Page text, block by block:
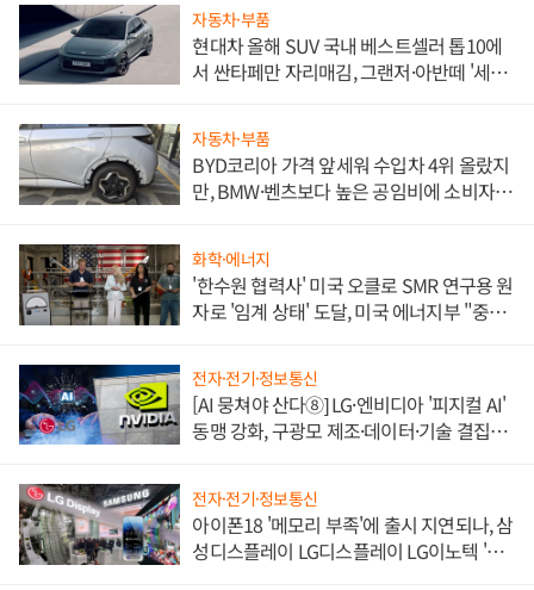
자동차·부품
현대차 올해 SUV 국내 베스트셀러 톱10에
서 싼타페만 자리매김, 그랜저·아반떼 '세단
자동차·부품
BYD코리아 가격 앞세워 수입차 4위 올랐지
만, BMW·벤츠보다 높은 공임비에 소비자
화학·에너지
'한수원 협력사' 미국 오클로 SMR 연구용 원
자로 '임계 상태' 도달, 미국 에너지부 "중요
전자·전기·정보통신
[AI 뭉쳐야 산다⑧] LG·엔비디아 '피지컬 AI'
동맹 강화, 구광모 제조·데이터·기술 결집
전자·전기·정보통신
아이폰18 '메모리 부족'에 출시 지연되나, 삼
성디스플레이 LG디스플레이 LG이노텍 '탈